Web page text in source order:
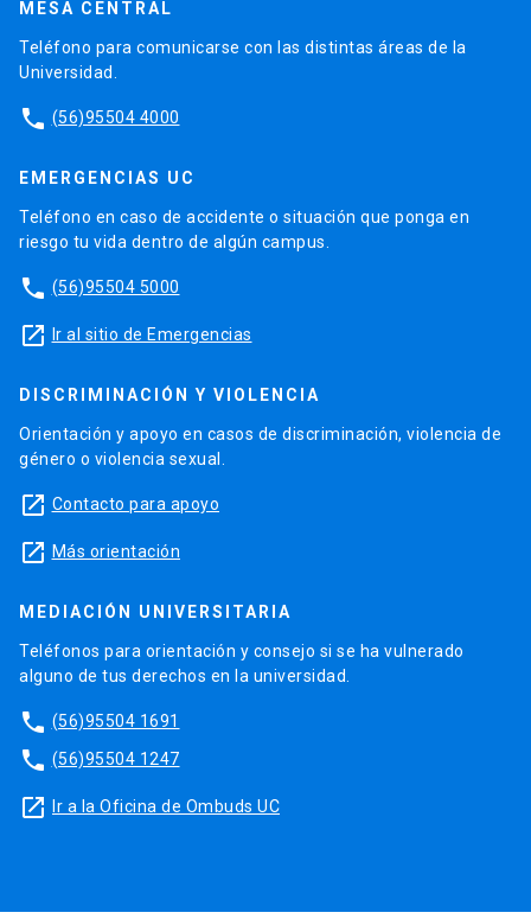
MESA CENTRAL
Teléfono para comunicarse con las distintas áreas de la
Universidad.
phone (56)95504 4000
EMERGENCIAS UC
Teléfono en caso de accidente o situación que ponga en
riesgo tu vida dentro de algún campus.
phone (56)95504 5000
launch Ir al sitio de Emergencias
DISCRIMINACIÓN Y VIOLENCIA
Orientación y apoyo en casos de discriminación, violencia de
género o violencia sexual.
launch Contacto para apoyo
launch Más orientación
MEDIACIÓN UNIVERSITARIA
Teléfonos para orientación y consejo si se ha vulnerado
alguno de tus derechos en la universidad.
phone (56)95504 1691
phone (56)95504 1247
launch Ir a la Oficina de Ombuds UC